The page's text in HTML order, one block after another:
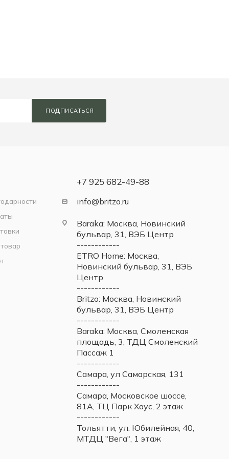
ПОДПИСАТЬСЯ
+7 925 682-49-88
info@britzo.ru
Baraka: Москва, Новинский
бульвар, 31, ВЭБ Центр
------------
ETRO Home: Москва,
Новинский бульвар, 31, ВЭБ
Центр
------------
Britzo: Москва, Новинский
бульвар, 31, ВЭБ Центр
------------
Baraka: Москва, Смоленская
площадь, 3, ТДЦ Смоленский
Пассаж 1
------------
Самара, ул Самарская, 131
------------
Самара, Московское шоссе,
81А, ТЦ Парк Хаус, 2 этаж
------------
Тольятти, ул. Юбилейная, 40,
МТДЦ "Вега", 1 этаж